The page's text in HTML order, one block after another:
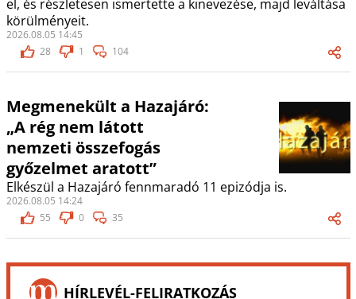
el, és részletesen ismertette a kinevezése, majd leváltása
körülményeit.
2026.08.05 14:45
28
1 104
Megmenekült a Hazajáró:
„A rég nem látott
nemzeti összefogás
győzelmet aratott”
Elkészül a Hazajáró fennmaradó 11 epizódja is.
2026.08.05 14:24
55
0 35
HÍRLEVÉL-FELIRATKOZÁS